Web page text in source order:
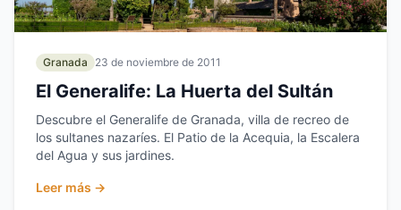
Granada 23 de noviembre de 2011
El Generalife: La Huerta del Sultán
Descubre el Generalife de Granada, villa de recreo de
los sultanes nazaríes. El Patio de la Acequia, la Escalera
del Agua y sus jardines.
Leer más →